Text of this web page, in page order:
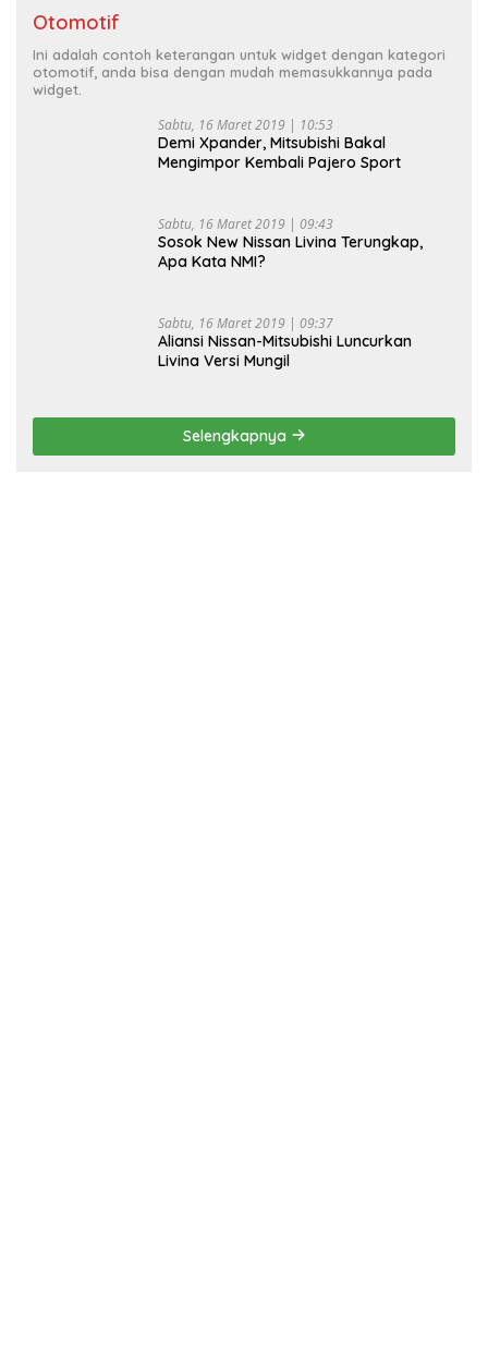
Otomotif
Ini adalah contoh keterangan untuk widget dengan kategori
otomotif, anda bisa dengan mudah memasukkannya pada
widget.
Sabtu, 16 Maret 2019 | 10:53
Demi Xpander, Mitsubishi Bakal
Mengimpor Kembali Pajero Sport
Sabtu, 16 Maret 2019 | 09:43
Sosok New Nissan Livina Terungkap,
Apa Kata NMI?
Sabtu, 16 Maret 2019 | 09:37
Aliansi Nissan-Mitsubishi Luncurkan
Livina Versi Mungil
Selengkapnya